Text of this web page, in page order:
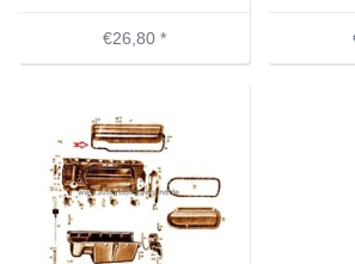
€26,80 *